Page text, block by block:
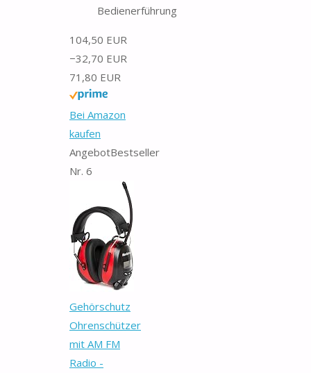
Bedienerführung
104,50 EUR
−32,70 EUR
71,80 EUR
Bei Amazon
kaufen
AngebotBestseller
Nr. 6
Gehörschutz
Ohrenschützer
mit AM FM
Radio -